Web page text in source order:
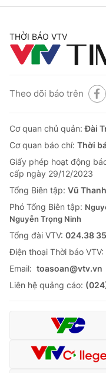
THỜI BÁO VTV
Theo dõi báo trên
Cơ quan chủ quản:Đài
Cơ quan báo chí: Thời
Giấy phép hoạt động
cấp ngày 29/12/2023
Tổng Biên tập: Vũ
Phó Tổng Biên tập:
Nguyễn Trọng Ninh
Tổng đài VTV: 024.38
Ðiện thoại Thời báo VTV:
Email: toasoan@vtv.vn
Liên hệ quảng cáo: